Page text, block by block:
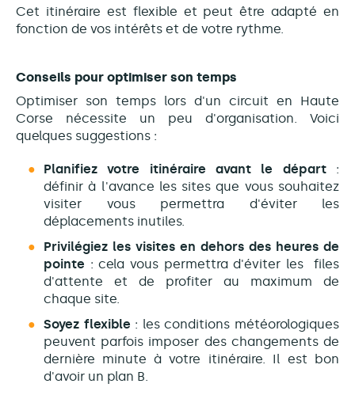
Cet itinéraire est flexible et peut être adapté en
fonction de vos intérêts et de votre rythme.
Conseils pour optimiser son temps
Optimiser son temps lors d'un circuit en Haute
Corse nécessite un peu d'organisation. Voici
quelques suggestions :
Planifiez votre itinéraire avant le départ :
définir à l'avance les sites que vous souhaitez
visiter vous permettra d'éviter les
déplacements inutiles.
Privilégiez les visites en dehors des heures de
pointe : cela vous permettra d'éviter les files
d'attente et de profiter au maximum de
chaque site.
Soyez flexible : les conditions météorologiques
peuvent parfois imposer des changements de
dernière minute à votre itinéraire. Il est bon
d'avoir un plan B.